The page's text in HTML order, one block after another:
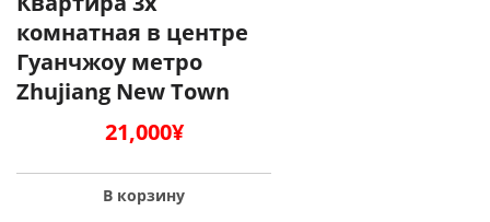
комнатная в центре
Гуанчжоу метро
Zhujiang New Town
21,000¥
В корзину